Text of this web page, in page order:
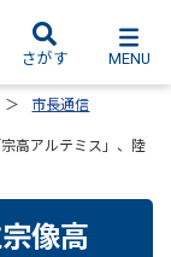
さがす MENU
市長通信
高アルテミス」、陸
像高